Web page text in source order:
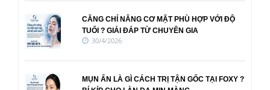
CĂNG CHỈ NÂNG CƠ MẶT PHÙ HỢP VỚI ĐỘ
TUỔI ? GIẢI ĐÁP TỪ CHUYÊN GIA
30/4/2026
MỤN ẨN LÀ GÌ CÁCH TRỊ TẬN GỐC TẠI FOXY ?